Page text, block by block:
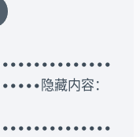
隐藏内容：